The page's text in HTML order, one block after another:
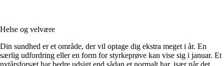
Helse og velvære
Din sundhed er et område, der vil optage dig ekstra meget i år. En
særlig udfordring eller en form for styrkeprøve kan vise sig i januar. Et
nytårsforsæt har bedre udsigt end sådan et normalt har, især når det